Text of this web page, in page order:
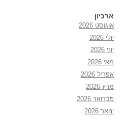
ארכיון
אוגוסט 2026
יולי 2026
יוני 2026
מאי 2026
אפריל 2026
מרץ 2026
פברואר 2026
ינואר 2026